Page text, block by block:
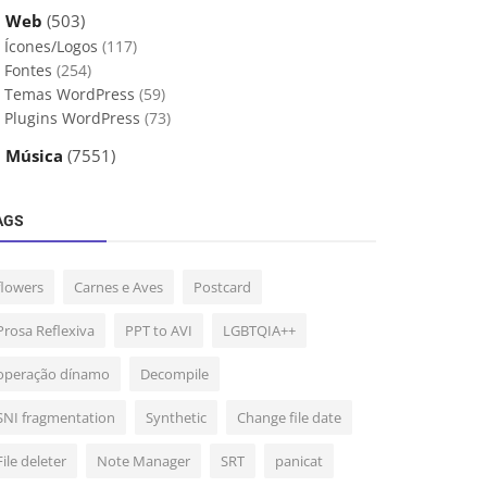
Web (503)
Ícones/Logos (117)
Fontes (254)
Temas WordPress (59)
Plugins WordPress (73)
Música (7551)
Carnes e Aves Postcard
Reflexiva PPT to AVI LGBTQIA++
dínamo Decompile
fragmentation Synthetic Change file date
deleter Note Manager SRT panicat